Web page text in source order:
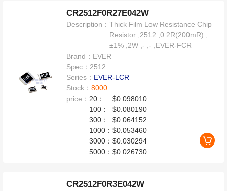
CR2512F0R27E042W
Description：Thick Film Low Resistance Chip
Resistor ,2512 ,0.2R(200mR) ,
±1% ,2W ,- ,- ,EVER-FCR
Brand： EVER
Spec： 2512
Series： EVER-LCR
Stock：8000
price： 20：
$0.098010
100：
$0.080190
300：
$0.064152
1000：$0.053460
3000：$0.030294
5000：$0.026730
CR2512F0R3E042W